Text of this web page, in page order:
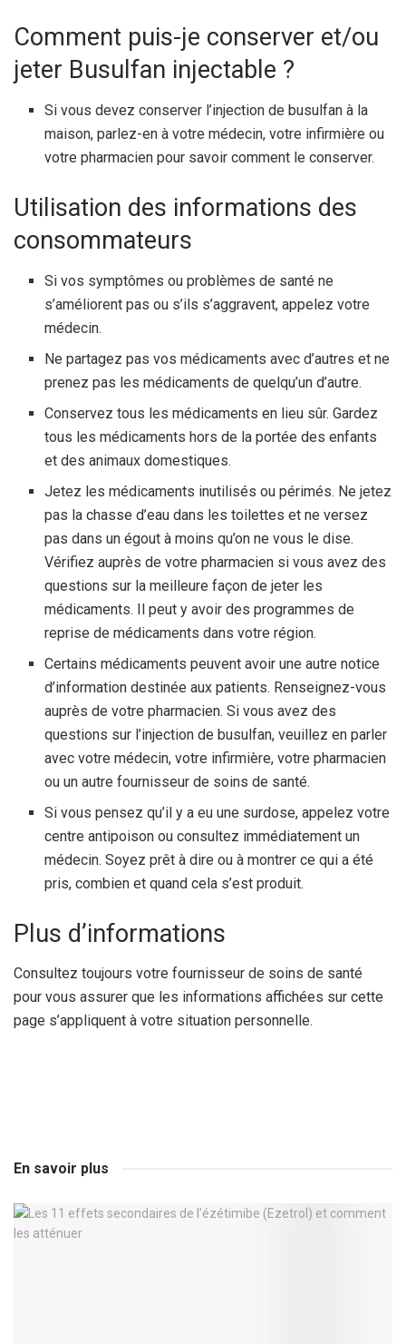
Comment puis-je conserver et/ou
jeter Busulfan injectable ?
Si vous devez conserver l’injection de busulfan à la
maison, parlez-en à votre médecin, votre infirmière ou
votre pharmacien pour savoir comment le conserver.
Utilisation des informations des
consommateurs
Si vos symptômes ou problèmes de santé ne
s’améliorent pas ou s’ils s’aggravent, appelez votre
médecin.
Ne partagez pas vos médicaments avec d’autres et ne
prenez pas les médicaments de quelqu’un d’autre.
Conservez tous les médicaments en lieu sûr. Gardez
tous les médicaments hors de la portée des enfants
et des animaux domestiques.
Jetez les médicaments inutilisés ou périmés. Ne jetez
pas la chasse d’eau dans les toilettes et ne versez
pas dans un égout à moins qu’on ne vous le dise.
Vérifiez auprès de votre pharmacien si vous avez des
questions sur la meilleure façon de jeter les
médicaments. Il peut y avoir des programmes de
reprise de médicaments dans votre région.
Certains médicaments peuvent avoir une autre notice
d’information destinée aux patients. Renseignez-vous
auprès de votre pharmacien. Si vous avez des
questions sur l’injection de busulfan, veuillez en parler
avec votre médecin, votre infirmière, votre pharmacien
ou un autre fournisseur de soins de santé.
Si vous pensez qu’il y a eu une surdose, appelez votre
centre antipoison ou consultez immédiatement un
médecin. Soyez prêt à dire ou à montrer ce qui a été
pris, combien et quand cela s’est produit.
Plus d’informations
Consultez toujours votre fournisseur de soins de santé
pour vous assurer que les informations affichées sur cette
page s’appliquent à votre situation personnelle.
En savoir plus